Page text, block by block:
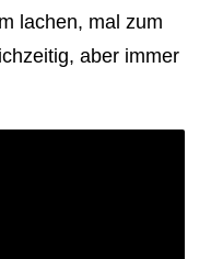
lachen, mal zum
aber immer